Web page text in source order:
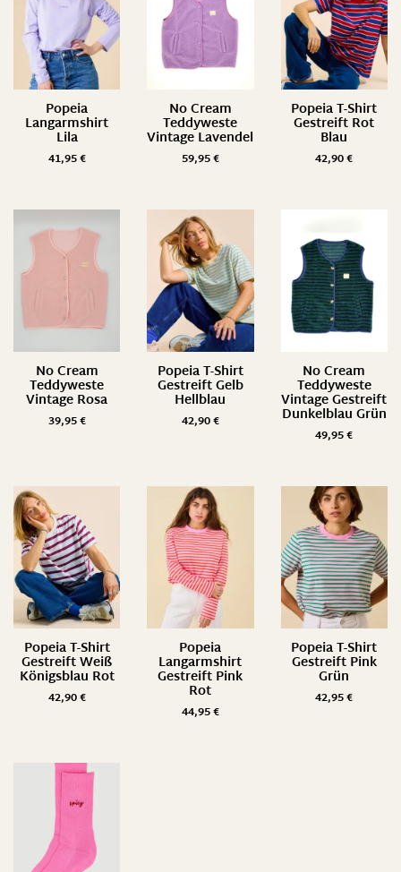
Popeia
Langarmshirt
Lila
41,95€
No Cream
Teddyweste
Vintage Lavendel
59,95€
Popeia T-Shirt
Gestreift Rot
Blau
42,90€
No Cream
Teddyweste
Vintage Rosa
39,95€
Popeia T-Shirt
Gestreift Gelb
Hellblau
42,90€
No Cream
Teddyweste
Vintage Gestreift
Dunkelblau Grün
49,95€
Popeia T-Shirt
Gestreift Weiß
Königsblau Rot
42,90€
Popeia
Langarmshirt
Gestreift Pink
Rot
44,95€
Popeia T-Shirt
Gestreift Pink
Grün
42,95€